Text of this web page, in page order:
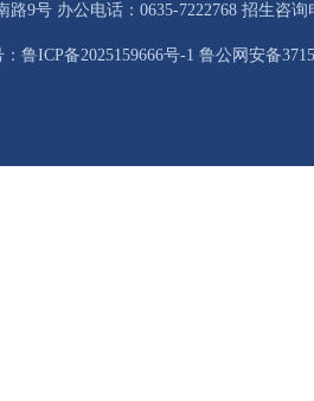
9号 办公电话：0635-7222768 招生咨询
鲁ICP备2025159666号-1 鲁公网安备